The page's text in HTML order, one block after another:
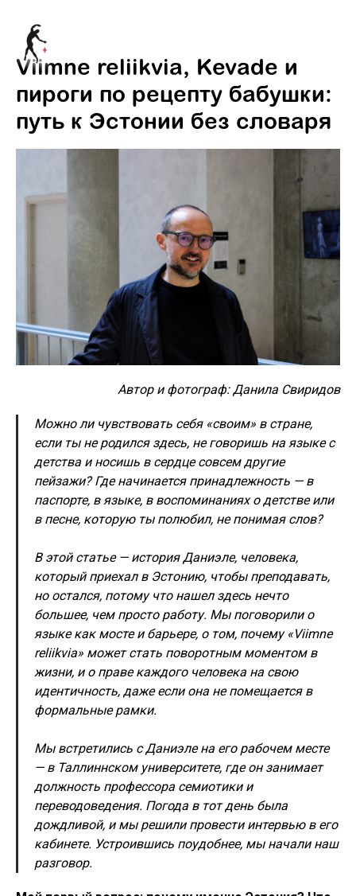
Viimne reliikvia, Kevade и
пироги по рецепту бабушки:
путь к Эстонии без словаря
Автор и фотограф: Данила Свиридов
Можно ли чувствовать себя «своим» в стране,
если ты не родился здесь, не говоришь на языке с
детства и носишь в сердце совсем другие
пейзажи? Где начинается принадлежность — в
паспорте, в языке, в воспоминаниях о детстве или
в песне, которую ты полюбил, не понимая слов?
В этой статье — история Даниэле, человека,
который приехал в Эстонию, чтобы преподавать,
но остался, потому что нашел здесь нечто
большее, чем просто работу. Мы поговорили о
языке как мосте и барьере, о том, почему «Viimne
reliikvia» может стать поворотным моментом в
жизни, и о праве каждого человека на свою
идентичность, даже если она не помещается в
формальные рамки.
Мы встретились с Даниэле на его рабочем месте
— в Таллиннском университете, где он занимает
должность профессора семиотики и
переводоведения. Погода в тот день была
дождливой, и мы решили провести интервью в его
кабинете. Устроившись поудобнее, мы начали наш
разговор.